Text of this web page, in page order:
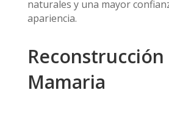
naturales y una mayor
apariencia.
Reconstrucción
Mamaria